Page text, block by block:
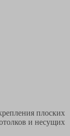
плоских
и несущих